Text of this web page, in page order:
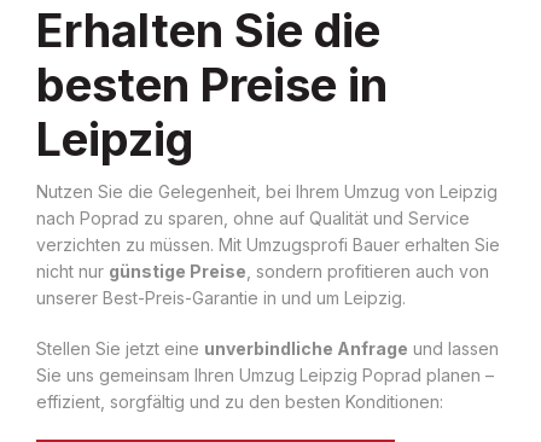
Erhalten Sie die
besten Preise in
Leipzig
Nutzen Sie die Gelegenheit, bei Ihrem Umzug von Leipzig
nach Poprad zu sparen, ohne auf Qualität und Service
verzichten zu müssen. Mit Umzugsprofi Bauer erhalten Sie
nicht nur günstige Preise , sondern profitieren auch von
unserer Best-Preis-Garantie in und um Leipzig.
Stellen Sie jetzt eine unverbindliche Anfrage und lassen
Sie uns gemeinsam Ihren Umzug Leipzig Poprad planen –
effizient, sorgfältig und zu den besten Konditionen: